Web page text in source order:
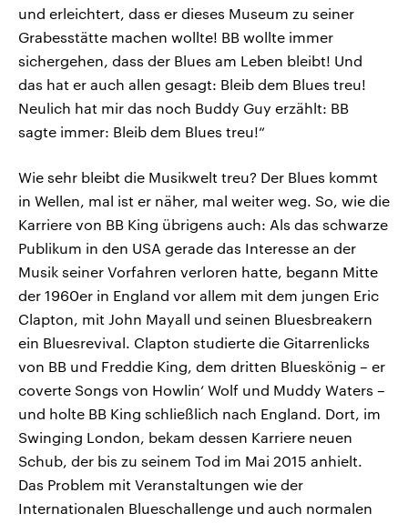
und erleichtert, dass er dieses Museum zu seiner
Grabesstätte machen wollte! BB wollte immer
sichergehen, dass der Blues am Leben bleibt! Und
das hat er auch allen gesagt: Bleib dem Blues treu!
Neulich hat mir das noch Buddy Guy erzählt: BB
sagte immer: Bleib dem Blues treu!“
Wie sehr bleibt die Musikwelt treu? Der Blues kommt
in Wellen, mal ist er näher, mal weiter weg. So, wie die
Karriere von BB King übrigens auch: Als das schwarze
Publikum in den USA gerade das Interesse an der
Musik seiner Vorfahren verloren hatte, begann Mitte
der 1960er in England vor allem mit dem jungen Eric
Clapton, mit John Mayall und seinen Bluesbreakern
ein Bluesrevival. Clapton studierte die Gitarrenlicks
von BB und Freddie King, dem dritten Blueskönig – er
coverte Songs von Howlin‘ Wolf und Muddy Waters –
und holte BB King schließlich nach England. Dort, im
Swinging London, bekam dessen Karriere neuen
Schub, der bis zu seinem Tod im Mai 2015 anhielt.
Das Problem mit Veranstaltungen wie der
Internationalen Blueschallenge und auch normalen